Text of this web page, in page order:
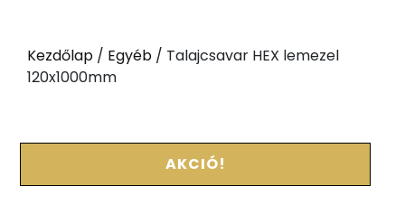
Kezdőlap / Egyéb / Talajcsavar HEX lemezel
120x1000mm
AKCIÓ!